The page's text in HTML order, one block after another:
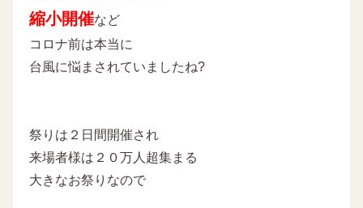
縮小開催など
コロナ前は本当に
台風に悩まされていましたね?
祭りは２日間開催され
来場者様は２０万人超集まる
大きなお祭りなので